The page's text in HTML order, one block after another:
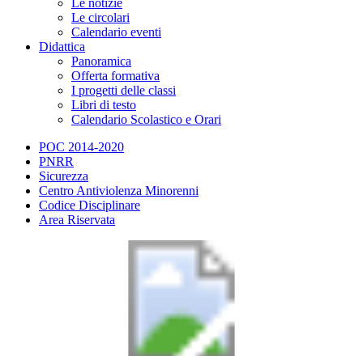
Le notizie
Le circolari
Calendario eventi
Didattica
Panoramica
Offerta formativa
I progetti delle classi
Libri di testo
Calendario Scolastico e Orari
POC 2014-2020
PNRR
Sicurezza
Centro Antiviolenza Minorenni
Codice Disciplinare
Area Riservata